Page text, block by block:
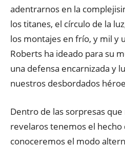
adentrarnos en la
los titanes, el círculo de la
los montajes en frío, y mil y
Roberts ha ideado para su
una defensa encarnizada y
nuestros desbordados
Dentro de las sorpresas
revelaros tenemos el hecho
conoceremos el modo